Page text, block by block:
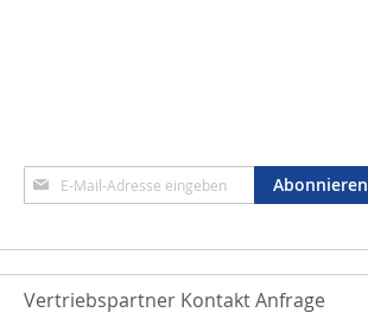
Anmeldung
zum
Abonnieren
Vertriebspartner Kontakt Anfrage